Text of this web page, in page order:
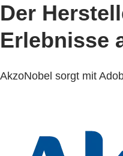
Der
Erlebnisse
AkzoNobel sorgt mit